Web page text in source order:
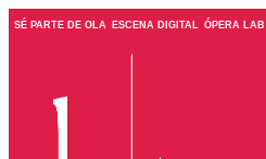
SÉ PARTE DE OLA ESCENA DIGITAL ÓPERA LAB